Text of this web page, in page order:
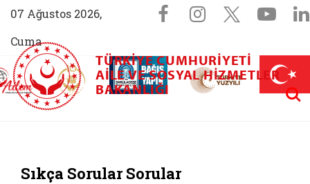
07 Ağustos 2026,
Cuma
Sosyal
Facebook
Instagram
X
Aile (yeni sekmede açılır)
AİLEM İletişim Merkezi (yeni sekmede açılır)
Aile ve Nüfus On Yılı (yeni sekmede açılır)
Darülaceze bağış sayfası (yeni
TÜRKIYE CUMHURIYETI
AILE VE SOSYAL HIZMETLER
BAKANLIĞI
Sıkça Sorular Sorular